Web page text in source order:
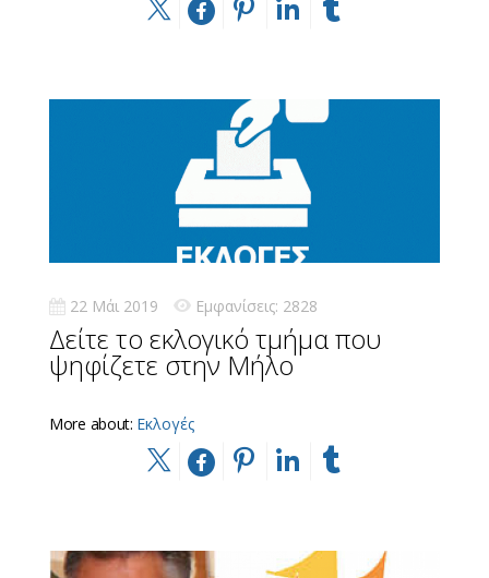
22 Μάι 2019 Εμφανίσεις: 2828
Δείτε το εκλογικό τμήμα που
ψηφίζετε στην Μήλο
More about: Εκλογές